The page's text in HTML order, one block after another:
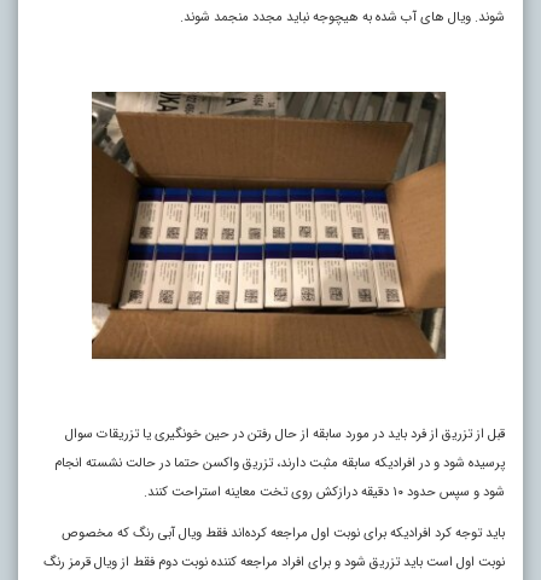
شوند. ویال های آب شده به هیچوجه نباید مجدد منجمد شوند.
قبل از تزریق از فرد باید در مورد سابقه از حال رفتن در حین خونگیری یا تزریقات سوال
پرسیده شود و در افرادیکه سابقه مثبت دارند، تزریق واکسن حتما در حالت نشسته انجام
شود و سپس حدود ۱۰ دقیقه درازکش روی تخت معاینه استراحت کنند.
باید توجه کرد افرادیکه برای نوبت اول مراجعه کرده‌اند فقط ویال آبی رنگ که مخصوص
نوبت اول است باید تزریق شود و برای افراد مراجعه کننده نوبت دوم فقط از ویال قرمز رنگ